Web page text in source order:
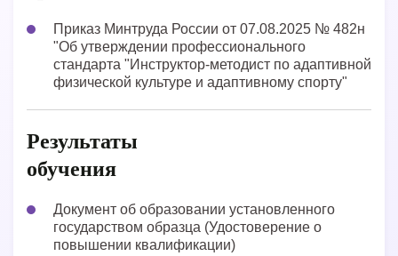
Приказ Минтруда России от 07.08.2025 № 482н
"Об утверждении профессионального
стандарта "Инструктор-методист по адаптивной
физической культуре и адаптивному спорту"
Результаты
обучения
Документ об образовании установленного
государством образца (Удостоверение о
повышении квалификации)